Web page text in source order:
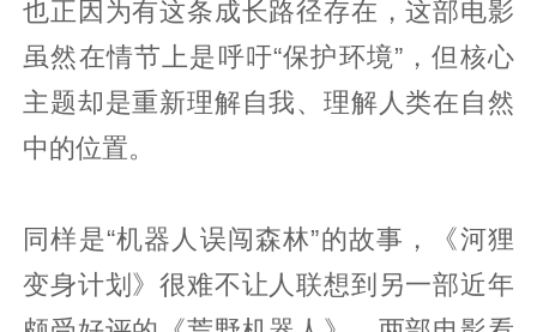
也正因为有这条成长路径存在，这部电影
虽然在情节上是呼吁“保护环境”，但核心
主题却是重新理解自我、理解人类在自然
中的位置。
同样是“机器人误闯森林”的故事，《河狸
变身计划》很难不让人联想到另一部近年